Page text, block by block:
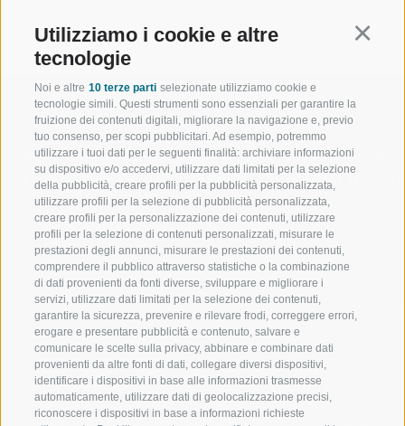
Utilizziamo i cookie e altre
tecnologie
Noi e altre 10 terze parti selezionate utilizziamo cookie e
tecnologie simili. Questi strumenti sono essenziali per garantire la
fruizione dei contenuti digitali, migliorare la navigazione e, previo
tuo consenso, per scopi pubblicitari. Ad esempio, potremmo
utilizzare i tuoi dati per le seguenti finalità: archiviare informazioni
su dispositivo e/o accedervi, utilizzare dati limitati per la selezione
della pubblicità, creare profili per la pubblicità personalizzata,
utilizzare profili per la selezione di pubblicità personalizzata,
creare profili per la personalizzazione dei contenuti, utilizzare
profili per la selezione di contenuti personalizzati, misurare le
prestazioni degli annunci, misurare le prestazioni dei contenuti,
comprendere il pubblico attraverso statistiche o la combinazione
di dati provenienti da fonti diverse, sviluppare e migliorare i
servizi, utilizzare dati limitati per la selezione dei contenuti,
garantire la sicurezza, prevenire e rilevare frodi, correggere errori,
erogare e presentare pubblicità e contenuto, salvare e
comunicare le scelte sulla privacy, abbinare e combinare dati
provenienti da altre fonti di dati, collegare diversi dispositivi,
identificare i dispositivi in base alle informazioni trasmesse
automaticamente, utilizzare dati di geolocalizzazione precisi,
riconoscere i dispositivi in base a informazioni richieste
BENVENUTI NELLA REGIONE
TURISTICA DI RACINES
VAL GIOVO
VAL RACINES
VAL RIDANNA
IMPIANTI DI RISALITA
SCUOLA DI SCI RACINES
SPORT E
MOMENTI
SCIARE
ESCURSIONI
ALTA
BIKE
FONDO